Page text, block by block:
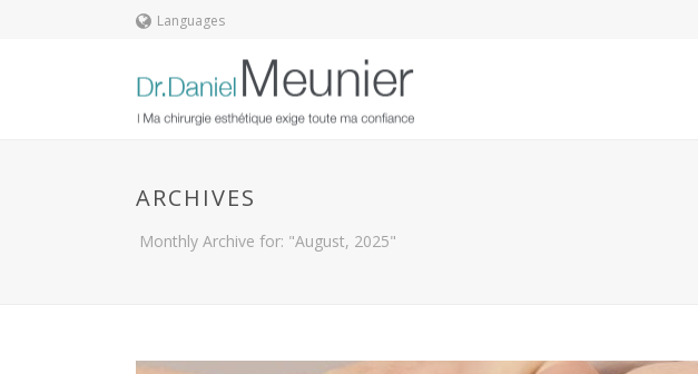
Languages
ARCHIVES
Monthly Archive for: "August, 2025"